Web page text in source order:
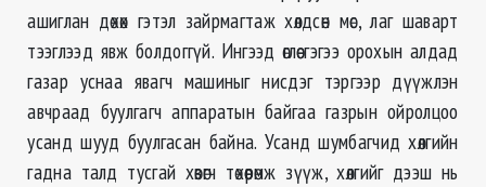
ашиглан дөхөх гэтэл зайрмагтаж хөлдсөн мөс, лаг шаварт
тээглээд явж болдоггүй. Ингээд өглөө гэгээ орохын алдад
газар уснаа явагч машиныг нисдэг тэргээр дүүжлэн
авчраад буулгагч аппаратын байгаа газрын ойролцоо
усанд шууд буулгасан байна. Усанд шумбагчид хөлгийн
гадна талд тусгай хөвөгч төхөөрөмж зүүж, хөлгийг дээш нь